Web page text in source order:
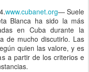
www.cubanet.org— Suele
Blanca ha sido la más
en Cuba durante la
de mucho discutirlo. Las
quien las valore, y es
a partir de los criterios e